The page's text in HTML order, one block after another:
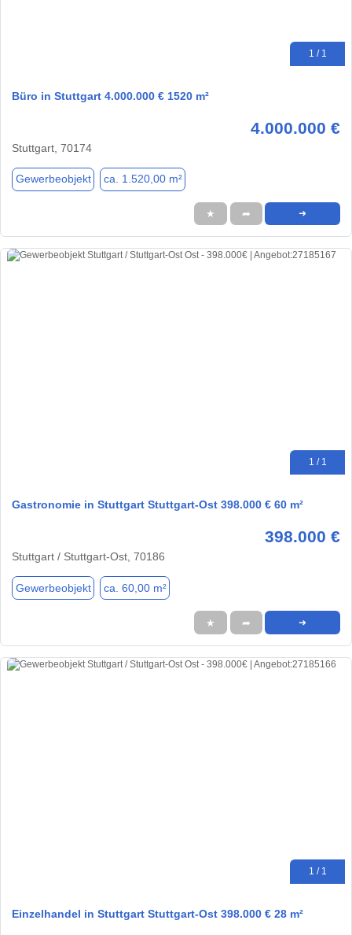
1 / 1
Büro in Stuttgart 4.000.000 € 1520 m²
4.000.000 €
Stuttgart, 70174
Gewerbeobjekt ca. 1.520,00 m²
★ ➦ ➜
1 / 1
Gastronomie in Stuttgart Stuttgart-Ost 398.000 € 60 m²
398.000 €
Stuttgart / Stuttgart-Ost, 70186
Gewerbeobjekt ca. 60,00 m²
★ ➦ ➜
1 / 1
Einzelhandel in Stuttgart Stuttgart-Ost 398.000 € 28 m²